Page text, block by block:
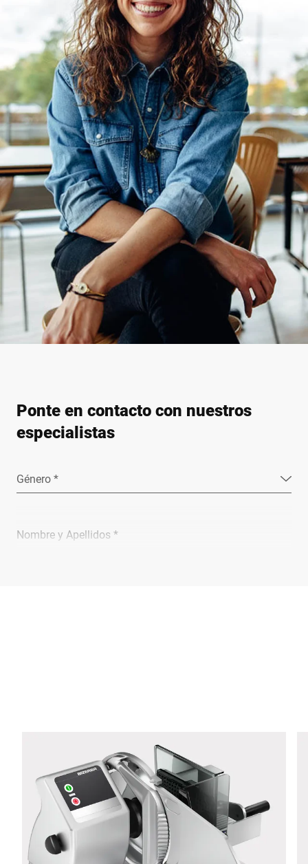
Ponte en contacto con nuestros
especialistas
Género *
Nombre y Apellidos *
Código postal *